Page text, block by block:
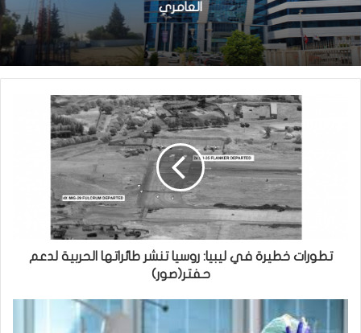
العامري
تطورات خطيرة في ليبيا: روسيا تنشر طائراتها الحربية لدعم
حفتر(صور)